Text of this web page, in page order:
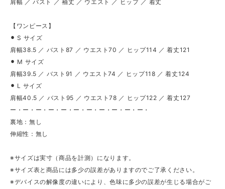
肩幅 ／ バスト ／ 袖丈 ／ ウエスト ／ ヒップ ／ 着丈
【ワンピース】
⚫︎ S サイズ
肩幅38.5 ／ バスト87 ／ ウエスト70 ／ ヒップ114 ／ 着丈121
⚫︎ M サイズ
肩幅39.5 ／ バスト91 ／ ウエスト74 ／ ヒップ118 ／ 着丈124
⚫︎ L サイズ
肩幅40.5 ／ バスト95 ／ ウエスト78 ／ ヒップ122 ／ 着丈127
ー・ー・ー・ー・ー・ー・ー・ー・ー・ー・ー・
裏地：無し
伸縮性：無し
※サイズは実寸（商品を計測）になります。
※サイズ表と商品には多少の誤差がありますのでご了承ください。
※デバイスの解像度の違いにより、色味に多少の誤差が生じる場合がご